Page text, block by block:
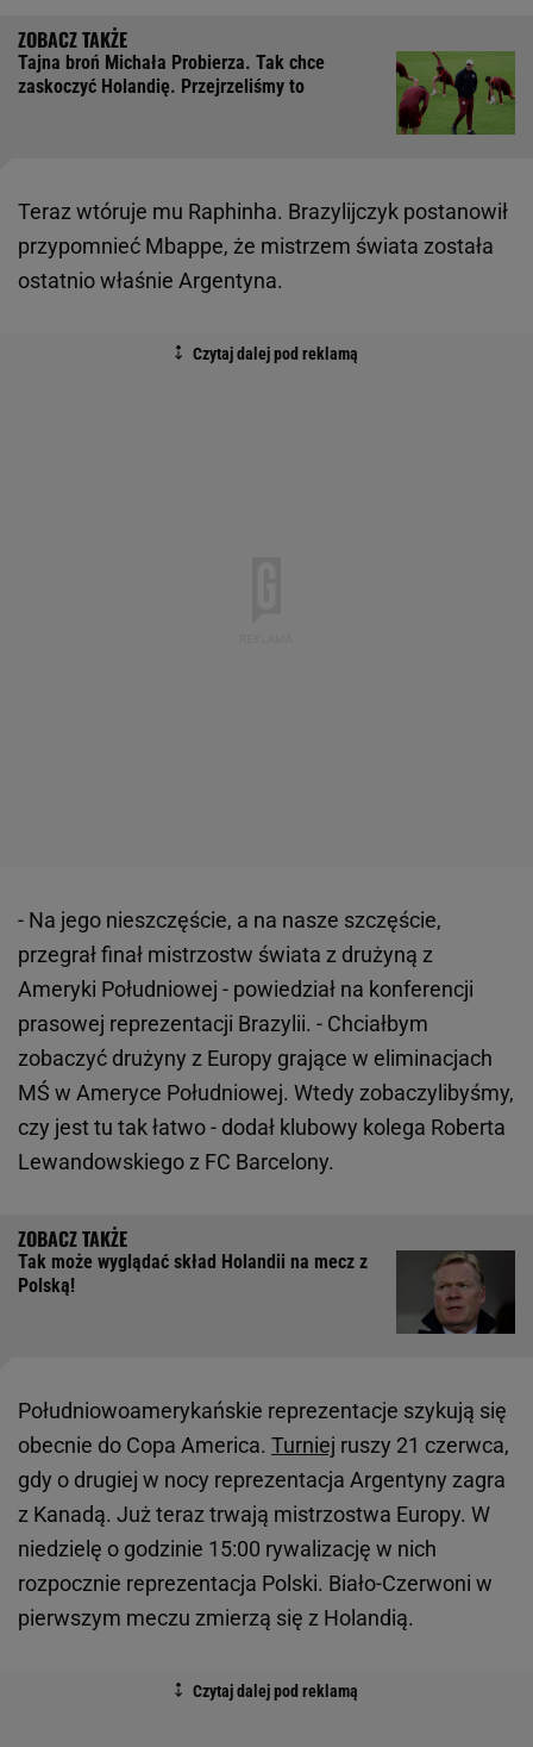
Tajna broń Michała Probierza. Tak chce
zaskoczyć Holandię. Przejrzeliśmy to
Teraz wtóruje mu Raphinha. Brazylijczyk postanowił
przypomnieć Mbappe, że mistrzem świata została
ostatnio właśnie Argentyna.
- Na jego nieszczęście, a na nasze szczęście,
przegrał finał mistrzostw świata z drużyną z
Ameryki Południowej - powiedział na konferencji
prasowej reprezentacji Brazylii. - Chciałbym
zobaczyć drużyny z Europy grające w eliminacjach
MŚ w Ameryce Południowej. Wtedy zobaczylibyśmy,
czy jest tu tak łatwo - dodał klubowy kolega Roberta
Lewandowskiego z FC Barcelony.
Tak może wyglądać skład Holandii na mecz z
Polską!
Południowoamerykańskie reprezentacje szykują się
obecnie do Copa America. Turniej ruszy 21 czerwca,
gdy o drugiej w nocy reprezentacja Argentyny zagra
z Kanadą. Już teraz trwają mistrzostwa Europy. W
niedzielę o godzinie 15:00 rywalizację w nich
rozpocznie reprezentacja Polski. Biało-Czerwoni w
pierwszym meczu zmierzą się z Holandią.